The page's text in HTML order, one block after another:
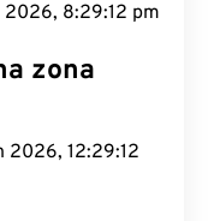
2026, 8:29:13 pm
zona
2026, 12:29:13